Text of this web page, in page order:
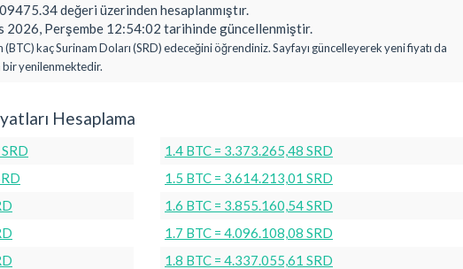
değeri üzerinden hesaplanmıştır.
2026, Perşembe 12:54:02 tarihinde güncellenmiştir.
kaç Surinam Doları (SRD) edeceğini öğrendiniz. Sayfayı güncelleyerek yeni fiyatı da
yenilenmektedir.
Hesaplama
1.4 BTC = 3.373.265,48 SRD
1.5 BTC = 3.614.213,01 SRD
1.6 BTC = 3.855.160,54 SRD
1.7 BTC = 4.096.108,08 SRD
1.8 BTC = 4.337.055,61 SRD